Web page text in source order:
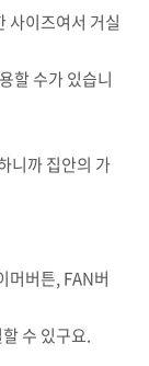
사이즈여서 거실
할 수가 있습니
니까 집안의 가
머버튼, FAN버
수 있구요.